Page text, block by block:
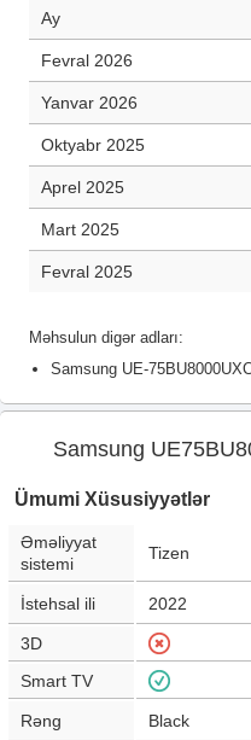
Ay
Fevral 2026
Yanvar 2026
Oktyabr 2025
Aprel 2025
Mart 2025
Fevral 2025
Məhsulun digər adları:
Samsung UE-
Samsung
Ümumi Xüsusiyyətlər
Əməliyyat
sistemi
Tizen
İstehsal ili 2022
3D
Smart TV
Rəng Black